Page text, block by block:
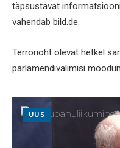
täpsustavat
vahendab bild.de.
Terrorioht olevat hetkel
parlamendivalimisi
UUS